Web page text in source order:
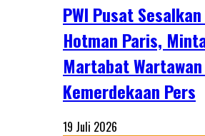
PWI Pusat
Hotman Paris,
Martabat
Kemerdekaan Pers
19 Juli 2026